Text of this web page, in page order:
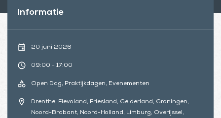
Informatie
event 20 juni 2026
schedule 09:00 - 17:00
category Open Dag, Praktijkdagen, Evenementen
location_on
Drenthe, Flevoland, Friesland, Gelderland, Groningen,
Noord-Brabant, Noord-Holland, Limburg, Overijssel,